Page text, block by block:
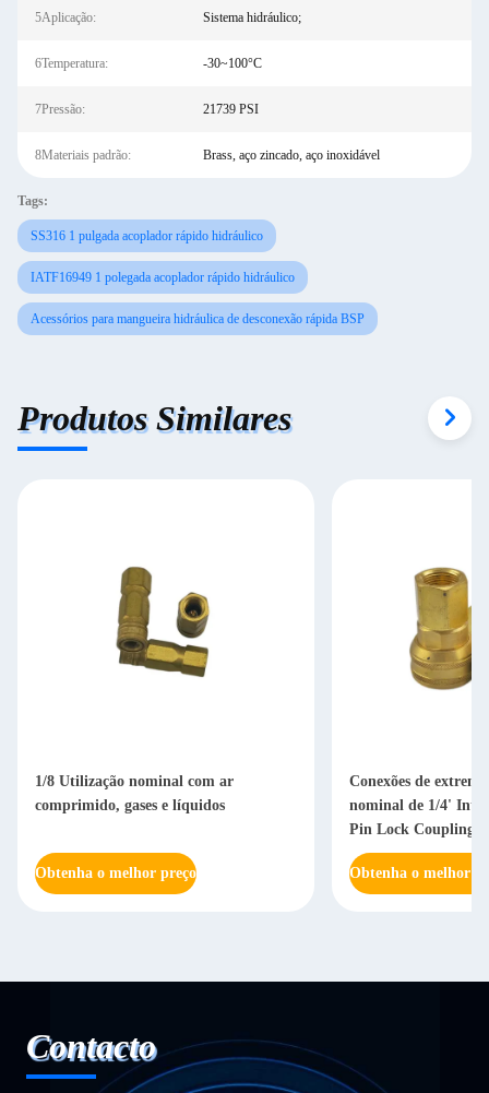
5Aplicação: Sistema hidráulico;
6Temperatura: -30~100°C
7Pressão: 21739 PSI
8Materiais padrão: Brass, aço zincado, aço inoxidável
Tags:
SS316 1 pulgada acoplador rápido hidráulico
IATF16949 1 polegada acoplador rápido hidráulico
Acessórios para mangueira hidráulica de desconexão rápida BSP
Produtos Similares
1/8 Utilização nominal com ar
comprimido, gases e líquidos
Obtenha o melhor preço
Conexões de
nominal de 1/4'
Pin Lock Couplings
Quick Coupling
Obtenha o melhor
Contacto